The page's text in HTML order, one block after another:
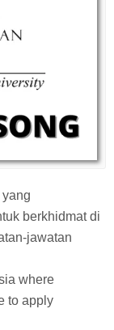
berkhidmat di
jawatan
where
to apply